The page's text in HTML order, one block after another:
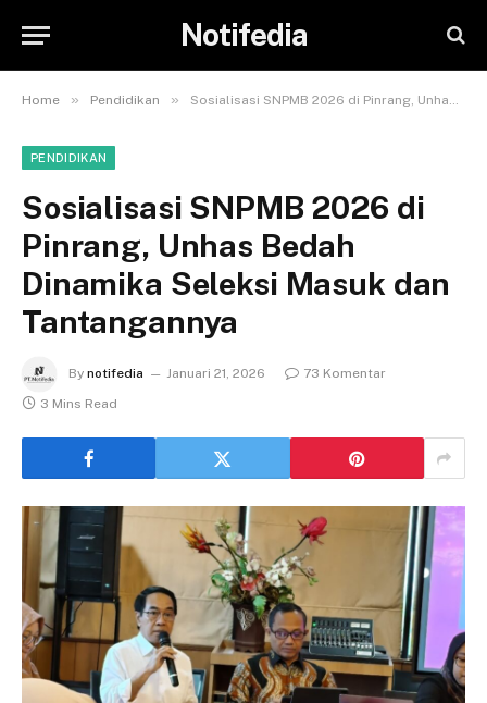
Notifedia
Home » Pendidikan » Sosialisasi SNPMB 2026 di Pinrang, Unhas Bedah Dinamika Seleksi Masuk dan Tantangannya
PENDIDIKAN
Sosialisasi SNPMB 2026 di
Pinrang, Unhas Bedah
Dinamika Seleksi Masuk dan
Tantangannya
By notifedia Januari 21, 2026
73 Komentar
3 Mins Read